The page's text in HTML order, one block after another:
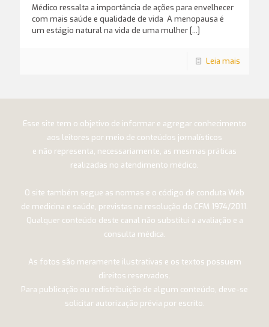
Médico ressalta a importância de ações para envelhecer
com mais saúde e qualidade de vida A menopausa é
um estágio natural na vida de uma mulher[…]
Leia mais
Esse site tem o objetivo de informar e agregar conhecimento
aos leitores por meio de conteúdos jornalísticos
e não representa, necessariamente, as mesmas práticas
realizadas no atendimento médico.
O site também segue as normas e o código de conduta Web
de medicina e saúde, previstas na resolução do CFM 1974/2011.
Qualquer conteúdo deste canal não substitui a avaliação e a
consulta médica.
As fotos são meramente ilustrativas e os textos possuem
direitos reservados.
Para publicação ou redistribuição de algum conteúdo, deve-se
solicitar autorização prévia por escrito.